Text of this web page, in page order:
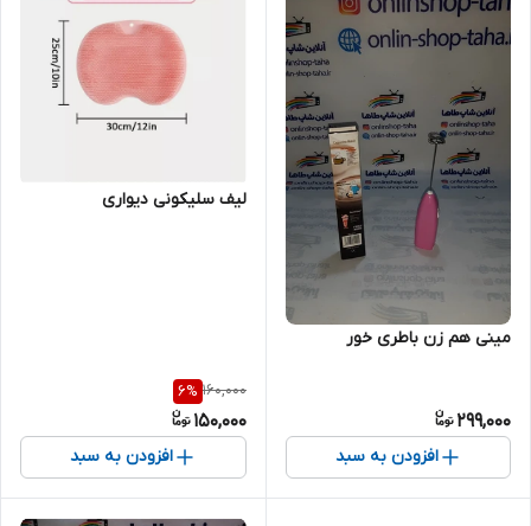
مینی هم زن باطری خور
299,000
افزودن به سبد
لیف سلیکونی دیواری
160,000
6%
150,000
افزودن به سبد